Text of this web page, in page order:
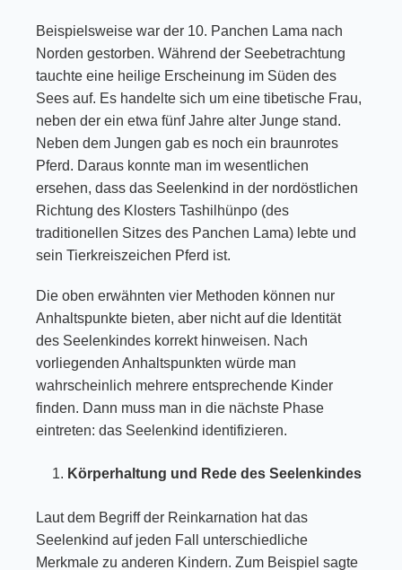
Beispielsweise war der 10. Panchen Lama nach
Norden gestorben. Während der Seebetrachtung
tauchte eine heilige Erscheinung im Süden des
Sees auf. Es handelte sich um eine tibetische Frau,
neben der ein etwa fünf Jahre alter Junge stand.
Neben dem Jungen gab es noch ein braunrotes
Pferd. Daraus konnte man im wesentlichen
ersehen, dass das Seelenkind in der nordöstlichen
Richtung des Klosters Tashilhünpo (des
traditionellen Sitzes des Panchen Lama) lebte und
sein Tierkreiszeichen Pferd ist.
Die oben erwähnten vier Methoden können nur
Anhaltspunkte bieten, aber nicht auf die Identität
des Seelenkindes korrekt hinweisen. Nach
vorliegenden Anhaltspunkten würde man
wahrscheinlich mehrere entsprechende Kinder
finden. Dann muss man in die nächste Phase
eintreten: das Seelenkind identifizieren.
Körperhaltung und Rede des Seelenkindes
Laut dem Begriff der Reinkarnation hat das
Seelenkind auf jeden Fall unterschiedliche
Merkmale zu anderen Kindern. Zum Beispiel sagte